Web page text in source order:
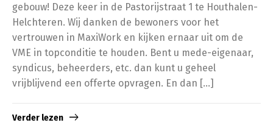
gebouw! Deze keer in de Pastorijstraat 1 te Houthalen-
Helchteren. Wij danken de bewoners voor het
vertrouwen in MaxiWork en kijken ernaar uit om de
VME in topconditie te houden. Bent u mede-eigenaar,
syndicus, beheerders, etc. dan kunt u geheel
vrijblijvend een offerte opvragen. En dan […]
Verder lezen